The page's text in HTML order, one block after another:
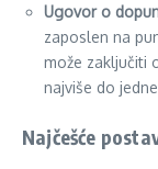
Ugovor o
zaposlen na
može zaključiti
najviše do
Najčešće